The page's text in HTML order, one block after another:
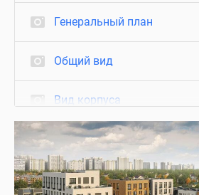
Генеральный план
Общий вид
Вид корпуса
Подъезд
Ход строительства